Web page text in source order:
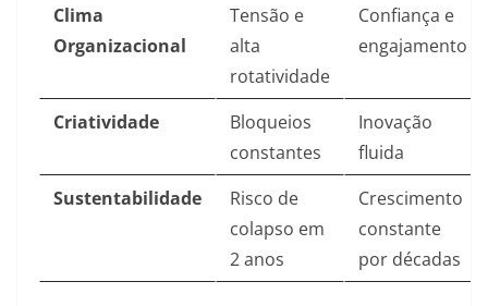
Clima
Organizacional
Tensão e
alta
rotatividade
Confiança e
engajamento
Criatividade
Bloqueios
constantes
Inovação
fluida
Sustentabilidade
Risco de
colapso em
2 anos
Crescimento
constante
por décadas